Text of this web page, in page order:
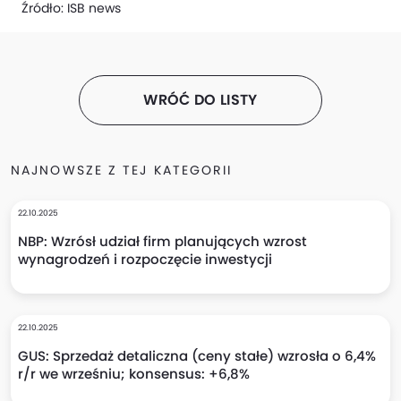
Źródło: ISB news
WRÓĆ DO LISTY
NAJNOWSZE Z TEJ KATEGORII
22.10.2025
NBP: Wzrósł udział firm planujących wzrost
wynagrodzeń i rozpoczęcie inwestycji
22.10.2025
GUS: Sprzedaż detaliczna (ceny stałe) wzrosła o 6,4%
r/r we wrześniu; konsensus: +6,8%